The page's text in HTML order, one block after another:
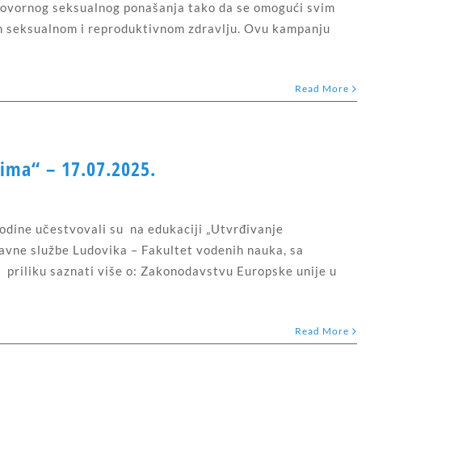
seksualnog ponašanja tako da se omogući svim
i reproduktivnom zdravlju. Ovu kampanju
Read More
– 17.07.2025.
učestvovali su na edukaciji „Utvrđivanje
službe Ludovika – Fakultet vodenih nauka, sa
saznati više o: Zakonodavstvu Europske unije u
Read More